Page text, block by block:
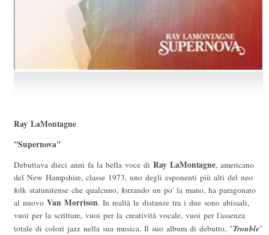
Ray LaMontagne
"Supernova"
Debuttava dieci anni fa la bella voce di Ray LaMontagne, americano
del New Hampshire, classe 1973, uno degli esponenti più alti del neo
folk statunitense che qualcuno, forzando un po' la mano, ha paragonato
al nuovo Van Morrison. In realtà le distanze tra i due sono abissali,
vuoi per la scritture, vuoi per la creatività vocale, vuoi per l'assenza
totale di colori jazz nella sua musica. Il suo album di debutto, "Trouble"